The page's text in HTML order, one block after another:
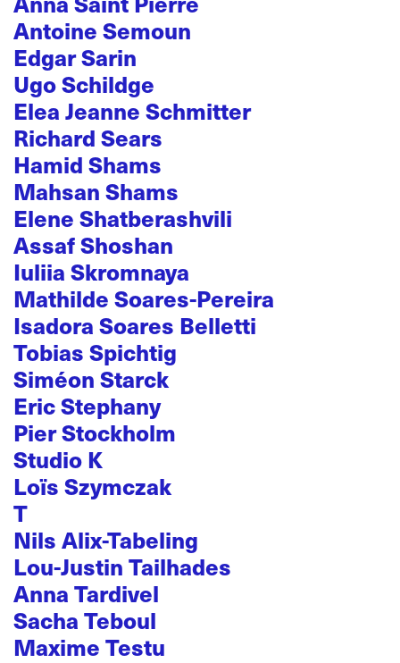
Antoine Semoun
Edgar Sarin
Ugo Schildge
Elea Jeanne Schmitter
Richard Sears
Hamid Shams
Mahsan Shams
Elene Shatberashvili
Assaf Shoshan
Iuliia Skromnaya
Mathilde Soares-Pereira
Isadora Soares Belletti
Tobias Spichtig
Siméon Starck
Eric Stephany
Pier Stockholm
Studio K
Loïs Szymczak
T
Nils Alix-Tabeling
Lou-Justin Tailhades
Anna Tardivel
Sacha Teboul
Maxime Testu